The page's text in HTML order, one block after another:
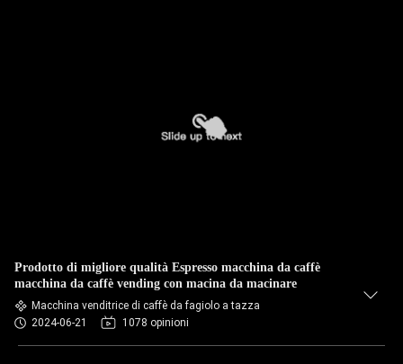
Prodotto di migliore qualità Espresso macchina da caffè
macchina da caffè vending con macina da macinare
Macchina venditrice di caffè da fagiolo a tazza
2024-06-21
1078 opinioni